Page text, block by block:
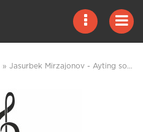
» Jasurbek Mirzajonov - Ayting sog'insam mp3 скачать